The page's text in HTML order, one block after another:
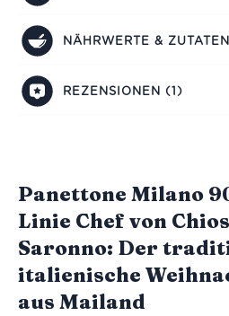
NÄHRWERTE & ZUTATEN
REZENSIONEN (1)
Panettone Milano
Linie Chef von
Saronno: Der
italienische
aus Mailand